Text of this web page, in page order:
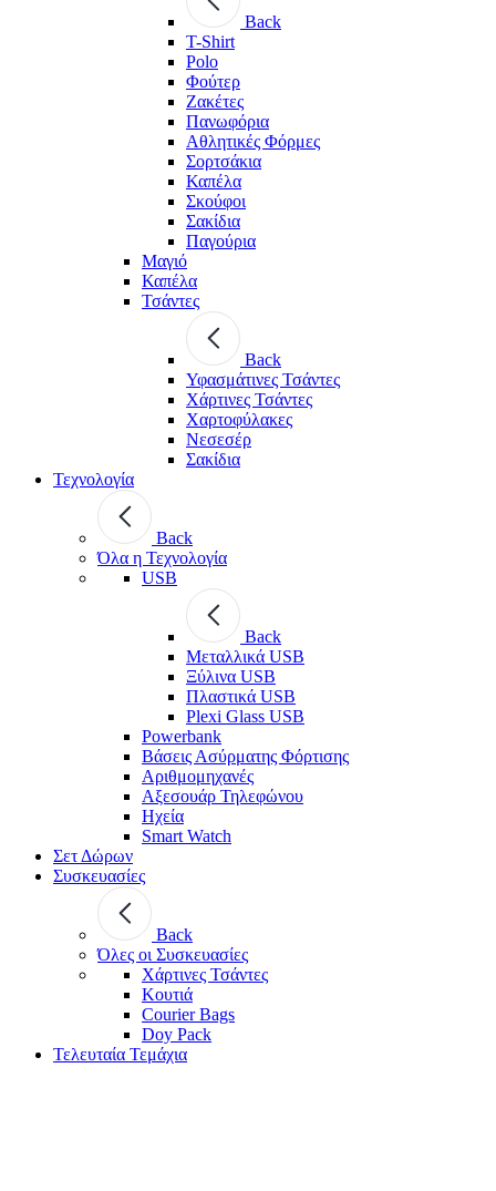
Back
T-Shirt
Polo
Φούτερ
Ζακέτες
Πανωφόρια
Αθλητικές Φόρμες
Σορτσάκια
Καπέλα
Σκούφοι
Σακίδια
Παγούρια
Μαγιό
Καπέλα
Τσάντες
Back
Υφασμάτινες Τσάντες
Χάρτινες Τσάντες
Χαρτοφύλακες
Νεσεσέρ
Σακίδια
Τεχνολογία
Back
Όλα η Τεχνολογία
USB
Back
Μεταλλικά USB
Ξύλινα USB
Πλαστικά USB
Plexi Glass USB
Powerbank
Βάσεις Ασύρματης Φόρτισης
Αριθμομηχανές
Αξεσουάρ Τηλεφώνου
Ηχεία
Smart Watch
Σετ Δώρων
Συσκευασίες
Back
Όλες οι Συσκευασίες
Χάρτινες Τσάντες
Κουτιά
Courier Bags
Doy Pack
Τελευταία Τεμάχια